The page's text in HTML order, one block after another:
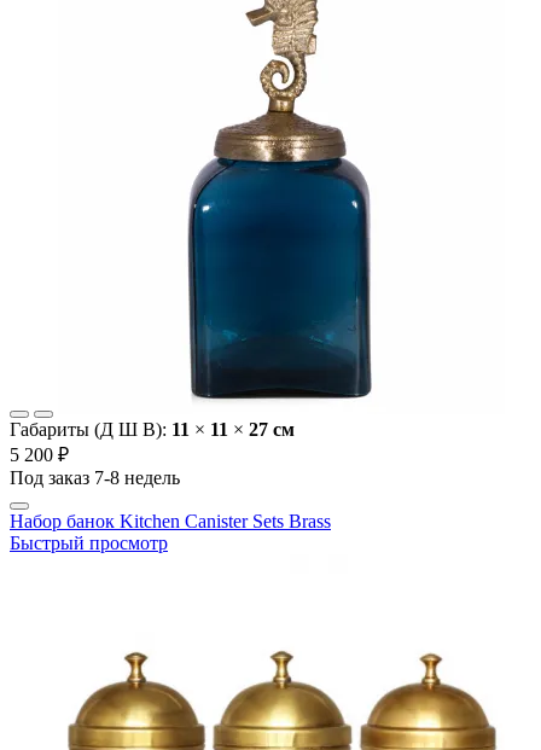
Габариты (Д Ш В): 11 × 11 × 27 cм
5 200 ₽
Под заказ 7-8 недель
Набор банок Kitchen Canister Sets Brass
Быстрый просмотр